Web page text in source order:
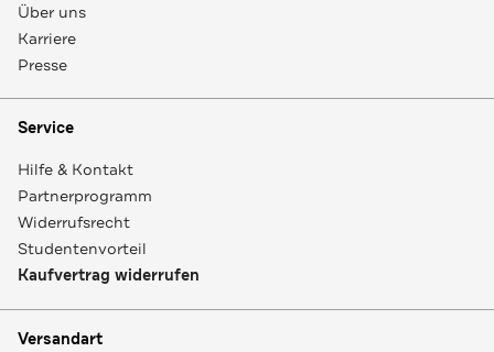
Über uns
Karriere
Presse
Service
Hilfe & Kontakt
Partnerprogramm
Widerrufsrecht
Studentenvorteil
Kaufvertrag widerrufen
Versandart